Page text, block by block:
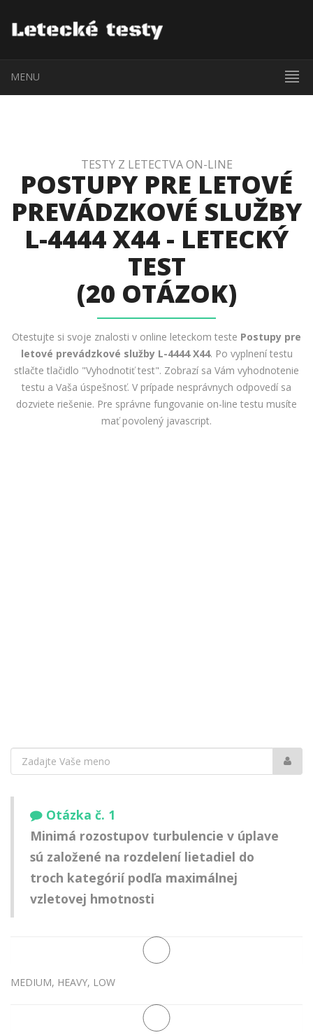
MENU
TESTY Z LETECTVA ON-LINE
POSTUPY PRE LETOVÉ
PREVÁDZKOVÉ SLUŽBY
L-4444 X44 - LETECKÝ
TEST
(20 OTÁZOK)
Otestujte si svoje znalosti v online leteckom teste Postupy pre
letové prevádzkové služby L-4444 X44. Po vyplnení testu
stlačte tlačidlo "Vyhodnotiť test". Zobrazí sa Vám vyhodnotenie
testu a Vaša úspešnosť. V prípade nesprávnych odpovedí sa
dozviete riešenie. Pre správne fungovanie on-line testu musíte
mať povolený javascript.
Vaše
meno:
Otázka č. 1
Minimá rozostupov turbulencie v úplave
sú založené na rozdelení lietadiel do
troch kategórií podľa maximálnej
vzletovej hmotnosti
MEDIUM, HEAVY, LOW